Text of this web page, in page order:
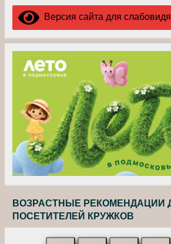
Версия сайта для
ВОЗРАСТНЫЕ РЕКОМЕНДАЦИИ
ПОСЕТИТЕЛЕЙ КРУЖКОВ